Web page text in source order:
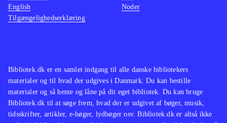
Bibliotek.dk er en samlet indgang til alle danske bibliotekers
materialer og til hvad der udgives i Danmark. Du kan bestille
materialer og så hente og låne på dit eget bibliotek. Du kan bruge
Bibliotek.dk til at søge frem, hvad der er udgivet af bøger, musik,
tidsskrifter, artikler, e-bøger, lydbøger osv. Bibliotek.dk er altså ikke
English
Tilgængelighedserklæring
Noder